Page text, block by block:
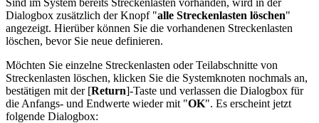
Dialogbox zusätzlich der Knopf "alle Streckenlasten löschen"
angezeigt. Hierüber können Sie die vorhandenen Streckenlasten
löschen, bevor Sie neue definieren.
Möchten Sie einzelne Streckenlasten oder Teilabschnitte von
Streckenlasten löschen, klicken Sie die Systemknoten nochmals an,
bestätigen mit der [Return]-Taste und verlassen die Dialogbox für
die Anfangs- und Endwerte wieder mit "OK". Es erscheint jetzt
folgende Dialogbox: